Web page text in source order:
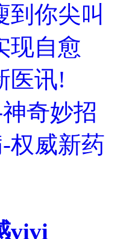
到你尖叫
现自愈
医讯!
奇妙招
权威新药
vivi